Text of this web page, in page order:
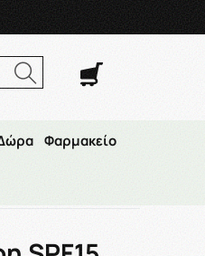
Φαρμακείο